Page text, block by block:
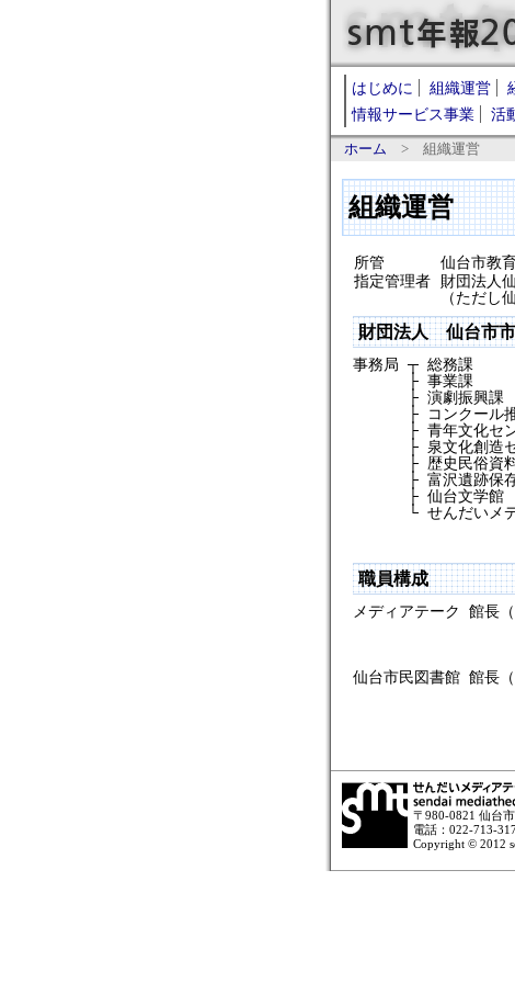
はじめに 組織運営
情報サービス事業
活
ホーム > 組織運営
組織運営
所管
仙台市教
指定管理者
財団法人
（ただし
財団法人 仙台市市
事務局 ┬ 総務課
├ 事業課
├ 演劇振興課
├
コンクール
├ 青年文化セ
├ 泉文化創造
├ 歴史民俗資
├ 富沢遺跡保
├ 仙台文学館
└ せんだいメ
職員構成
メディアテーク 館長（
仙台市民図書館 館長（
〒980-0821 仙台
電話：022-713-
Copyright © 2012